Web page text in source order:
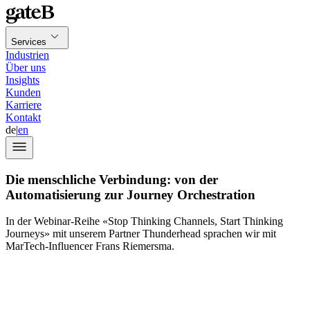
Services
Industrien
Über uns
Insights
Kunden
Karriere
Kontakt
de|en
Die menschliche Verbindung: von der
Automatisierung zur Journey Orchestration
In der Webinar-Reihe «Stop Thinking Channels, Start Thinking
Journeys» mit unserem Partner Thunderhead sprachen wir mit
MarTech-Influencer Frans Riemersma.